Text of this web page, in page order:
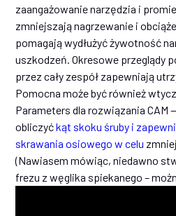
zaangażowanie narzędzia i
zmniejszają nagrzewanie i
pomagają wydłużyć żywotność
uszkodzeń. Okresowe przeglądy
przez cały zespół zapewniają
Pomocna może być również
Parameters dla rozwiązania CAM
obliczyćkąt skoku śruby i
skrawania osiowego w celu
(Nawiasem mówiąc, niedawno
frezu z węglika spiekanego –